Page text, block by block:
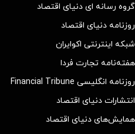
گروه رسانه ای دنیای اقتصاد
روزنامه دنیای اقتصاد
شبکه اینترنتی اکوایران
هفته‌نامه تجارت فردا
روزنامه انگلیسی Financial Tribune
انتشارات دنیای اقتصاد
همایش‌های دنیای اقتصاد